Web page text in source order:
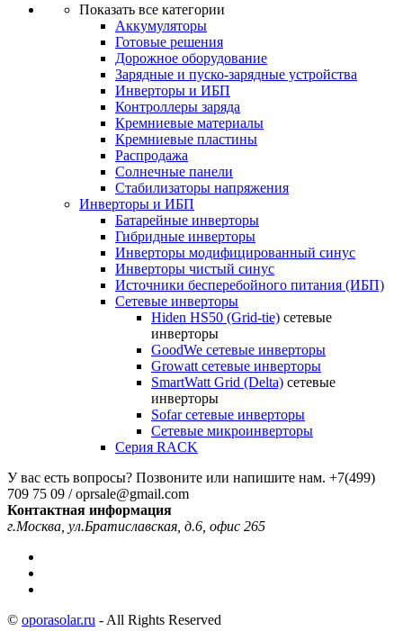
Показать все категории
Аккумуляторы
Готовые решения
Дорожное оборудование
Зарядные и пуско-зарядные устройства
Инверторы и ИБП
Контроллеры заряда
Кремниевые материалы
Кремниевые пластины
Распродажа
Солнечные панели
Стабилизаторы напряжения
Инверторы и ИБП
Батарейные инверторы
Гибридные инверторы
Инверторы модифицированный синус
Инверторы чистый синус
Источники бесперебойного питания (ИБП)
Сетевые инверторы
Hiden HS50 (Grid-tie) сетевые
инверторы
GoodWe сетевые инверторы
Growatt сетевые инверторы
SmartWatt Grid (Delta) сетевые
инверторы
Sofar сетевые инверторы
Сетевые микроинверторы
Серия RACK
У вас есть вопросы? Позвоните или напишите нам. +7(499)
709 75 09 / oprsale@gmail.com
Контактная информация
г.Москва, ул.Братиславская, д.6, офис 265
© oporasolar.ru - All Rights Reserved